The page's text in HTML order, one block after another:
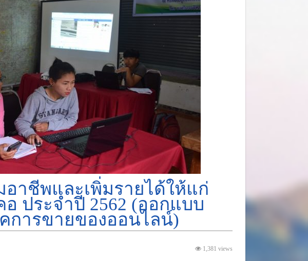
อาชีพและเพิ่มรายได้ให้แก่
ประจำปี 2562 (ออกแบบ
การขายของออนไลน์)
1,381 views